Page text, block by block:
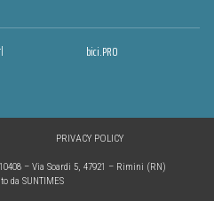
bici.PRO
– Via Soardi 5, 47921 – Rimini (RN)
da SUNTIMES
PRIVACY POLICY